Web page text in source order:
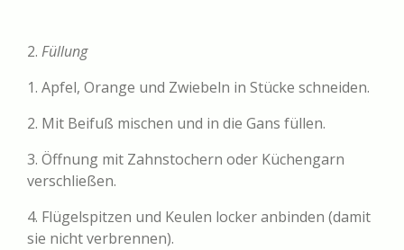
2. Füllung
1. Apfel, Orange und Zwiebeln in Stücke schneiden.
2. Mit Beifuß mischen und in die Gans füllen.
3. Öffnung mit Zahnstochern oder Küchengarn
verschließen.
4. Flügelspitzen und Keulen locker anbinden (damit
sie nicht verbrennen).